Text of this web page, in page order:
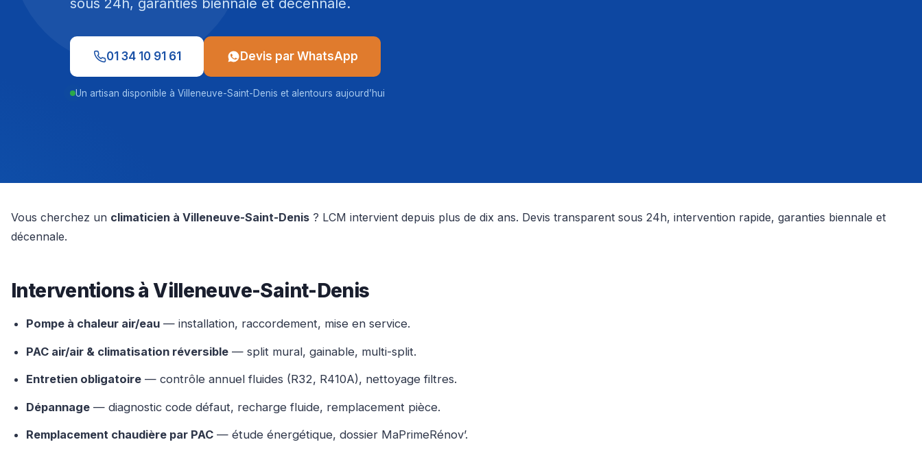
01 34 10 91 61 Devis par WhatsApp
Un artisan disponible à Villeneuve-Saint-Denis et alentours aujourd’hui
Vous cherchez un climaticien à Villeneuve-Saint-Denis ? LCM intervient depuis plus de dix ans. Devis transparent sous 24h, intervention rapide, garanties biennale et
décennale.
Interventions à Villeneuve-Saint-Denis
Pompe à chaleur air/eau — installation, raccordement, mise en service.
PAC air/air & climatisation réversible — split mural, gainable, multi-split.
Entretien obligatoire — contrôle annuel fluides (R32, R410A), nettoyage filtres.
Dépannage — diagnostic code défaut, recharge fluide, remplacement pièce.
Remplacement chaudière par PAC — étude énergétique, dossier MaPrimeRénov’.